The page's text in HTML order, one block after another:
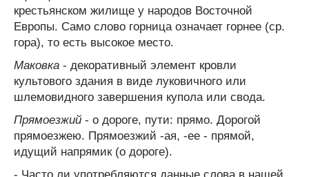
крестьянском жилище у народов Восточной
Европы. Само слово горница означает горнее (ср.
гора), то есть высокое место.
Маковка - декоративный элемент кровли
культового здания в виде луковичного или
шлемовидного завершения купола или свода.
Прямоезжий - о дороге, пути: прямо. Дорогой
прямоезжею. Прямоезжий -ая, -ее - прямой,
идущий напрямик (о дороге).
- Часто ли употребляются данные слова в нашей